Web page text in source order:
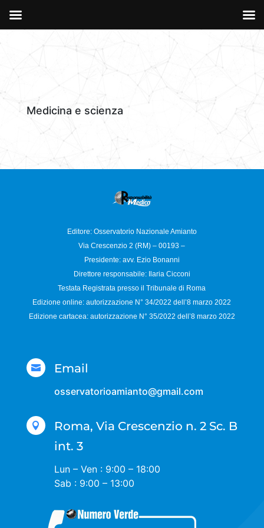
Medicina e scienza
Editore: Osservatorio Nazionale Amianto
Via Crescenzio 2 (RM) – 00193 –
Presidente: avv. Ezio Bonanni
Direttore responsabile:
Ilaria Cicconi
Testata Registrata presso il Tribunale di Roma
Edizione online: autorizzazione N°34/2022 dell’8 marzo 2022
Edizione cartacea: autorizzazione N° 35/2022 dell’8 marzo 2022
 Email
osservatorioamianto@gmail.com

Roma, Via Crescenzio n. 2 Sc. B
int. 3
Lun – Ven : 9:00 – 18:00
Sab : 9:00 – 13:00